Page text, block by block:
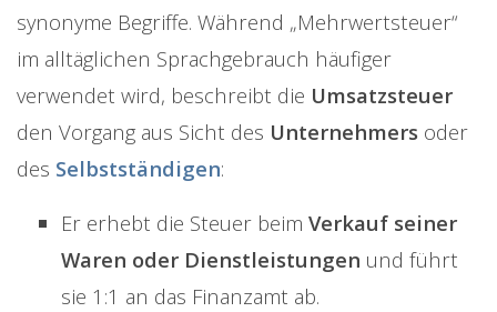
synonyme Begriffe. Während „Mehrwertsteuer“
im alltäglichen Sprachgebrauch häufiger
verwendet wird, beschreibt die Umsatzsteuer
den Vorgang aus Sicht des Unternehmers oder
des Selbstständigen:
Er erhebt die Steuer beim Verkauf seiner
Waren oder Dienstleistungen und führt
sie 1:1 an das Finanzamt ab.